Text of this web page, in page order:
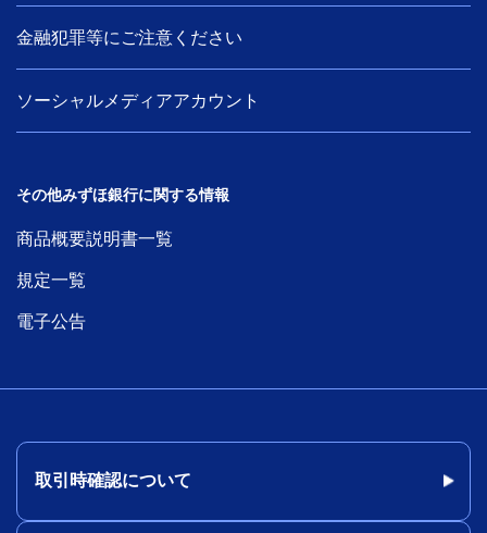
金融犯罪等にご注意ください
ソーシャルメディアアカウント
その他みずほ銀行に関する情報
商品概要説明書一覧
規定一覧
電子公告
取引時確認について